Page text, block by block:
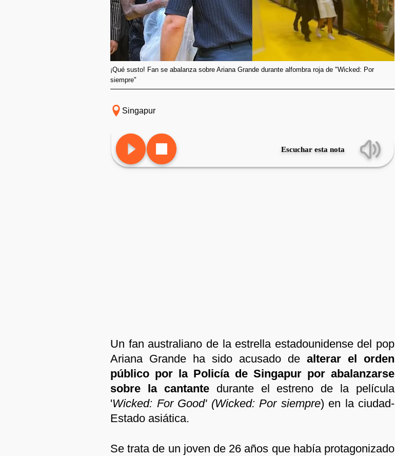
¡Qué susto! Fan se abalanza sobre Ariana Grande durante alfombra roja de "Wicked: Por
siempre"
Singapur
Escuchar esta nota
Un fan australiano de la estrella estadounidense del pop
Ariana Grande ha sido acusado de alterar el orden
público por la Policía de Singapur por abalanzarse
sobre la cantantedurante el estreno de la película
'Wicked: For Good' (Wicked: Por siempre) en la ciudad-
Estado asiática.
Se trata de un joven de 26 años que había protagonizado